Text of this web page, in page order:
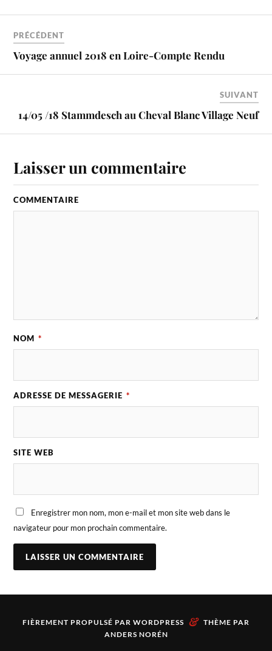
PRÉCÉDENT
Voyage annuel 2018 en Loire-Compte Rendu
SUIVANT
14/05 /18 Stammdesch au Cheval Blanc Village Neuf
Laisser un commentaire
COMMENTAIRE
NOM *
ADRESSE DE MESSAGERIE *
SITE WEB
Enregistrer mon nom, mon e-mail et mon site web dans le
navigateur pour mon prochain commentaire.
FIÈREMENT PROPULSÉ PAR WORDPRESS & THÈME PAR
ANDERS NORÉN